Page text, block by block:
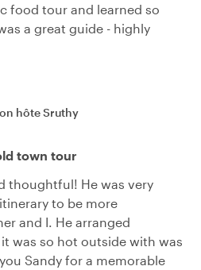
food tour and learned so
a great guide - highly
hôteSruthy
town tour
thoughtful! He was very
to be more
and I. He arranged
was so hot outside with was
Sandy for a memorable